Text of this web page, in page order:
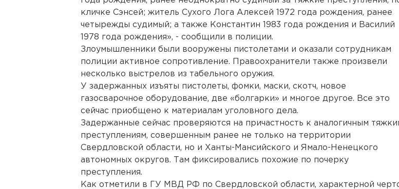
кличке Сэнсей; житель Сухого Лога Алексей 1972 года рождения, ранее
четырежды судимый; а также Константин 1983 года рождения и Василий
1978 года рождения», - сообщили в полиции.
Злоумышленники были вооружены пистолетами и оказали сотрудникам
полиции активное сопротивление. Правоохранители также произвели
несколько выстрелов из табельного оружия.
У задержанных изъяты пистолеты, фомки, маски, скотч, новое
газосварочное оборудование, две «болгарки» и многое другое. Все это
сейчас приобщено к материалам уголовного дела.
Задержанные сейчас проверяются на причастность к аналогичным
преступлениям, совершенным ранее не только на территории
Свердловской области, но и Ханты-Мансийского и Ямало-Ненецкого
автономных округов. Там фиксировались похожие по почерку
преступления.
Как отметили в ГУ МВД РФ по Свердловской области, характерной